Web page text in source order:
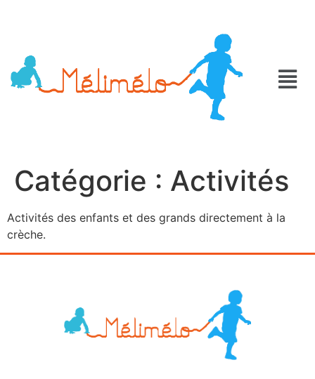
Catégorie : Activités
Activités des enfants et des grands directement à la
crèche.